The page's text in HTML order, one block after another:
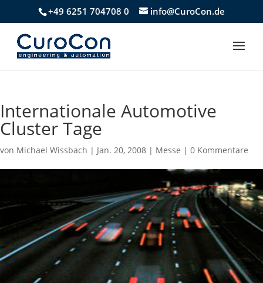
+49 6251 704708 0 info@CuroCon.de
Internationale Automotive
Cluster Tage
von Michael Wissbach | Jan. 20, 2008 | Messe | 0 Kommentare